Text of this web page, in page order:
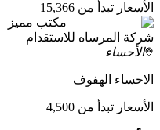
الأسعار تبدأ من 15,366
مكتب مميز
شركة المرساه للاستقدام
الأحساء
الاحساء الهفوف
الأسعار تبدأ من 4,500